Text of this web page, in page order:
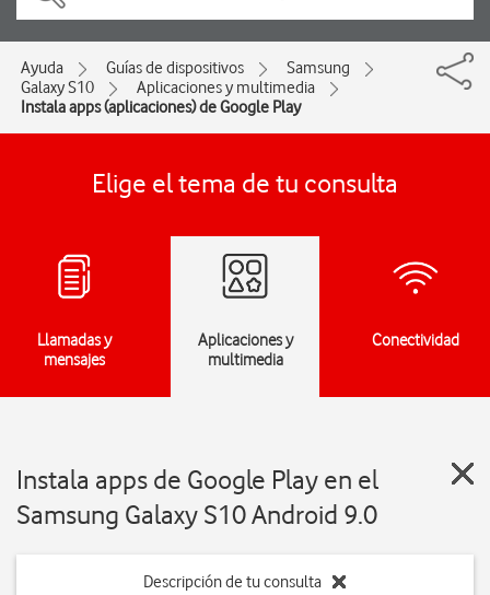
Ayuda Guías de dispositivos
Samsung
Galaxy S10
Aplicaciones y multimedia
Instala apps (aplicaciones) de Google Play
Elige el tema de tu consulta
Llamadas y
mensajes
Aplicaciones y
multimedia
Conectividad
Instala apps de Google Play en el
Samsung Galaxy S10 Android 9.0
Descripción de tu consulta